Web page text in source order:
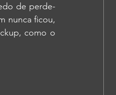
de perde-
nunca ficou,
como o